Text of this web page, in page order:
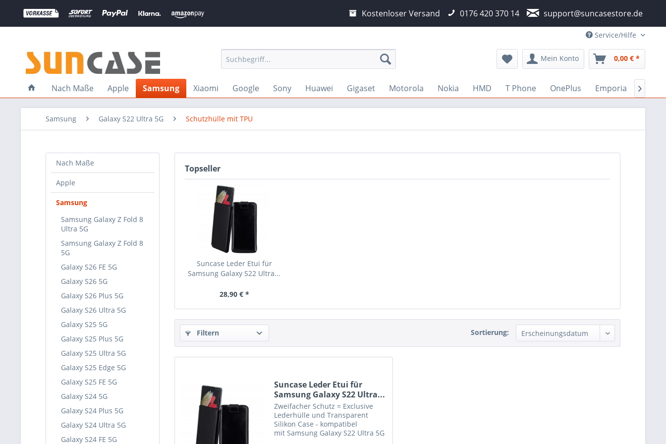
Kostenloser Versand 0176 420 370 14 support@suncasestore.de
Service/Hilfe
Mein Konto 0,00 € *
Nach Maße Apple Samsung Xiaomi Google Sony Huawei Gigaset Motorola Nokia HMD T Phone OnePlus Emporia 
Samsung Galaxy S22 Ultra 5G Schutzhülle mit TPU
Nach Maße
Apple
Samsung
Samsung Galaxy Z Fold 8
Ultra 5G
Samsung Galaxy Z Fold 8
5G
Galaxy S26 FE 5G
Galaxy S26 5G
Galaxy S26 Plus 5G
Galaxy S26 Ultra 5G
Galaxy S25 5G
Galaxy S25 Plus 5G
Galaxy S25 Ultra 5G
Galaxy S25 Edge 5G
Galaxy S25 FE 5G
Galaxy S24 5G
Galaxy S24 Plus 5G
Galaxy S24 Ultra 5G
Galaxy S24 FE 5G
Topseller
Suncase Leder Etui für
Samsung Galaxy S22 Ultra...
28,90 € *
Filtern Sortierung:
Suncase Leder Etui für
Samsung Galaxy S22 Ultra...
Zweifacher Schutz = Exclusive
Lederhülle und Transparent
Silikon Case - kompatibel
mit Samsung Galaxy S22 Ultra 5G